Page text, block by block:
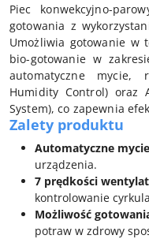
Piec konwekcyjno-
gotowania z
Umożliwia gotowanie w
bio-gotowanie w
automatyczne mycie,
Humidity Control) oraz
System), co zapewnia
Zalety produktu
Automatyczne
urządzenia.
7 prędkości
kontrolowanie
Możliwość
potraw w zdrowy